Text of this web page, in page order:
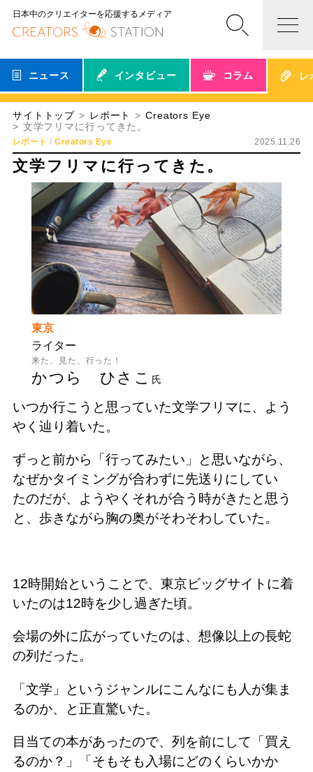
日本中のクリエイターを応援するメディア
ニュース インタビュー コラム レ
サイトトップ レポート
Creators Eye
文学フリマに行ってきた。
レポート Creators Eye 2025.11.26
文学フリマに行ってきた。
東京
ライター
来た、見た、行った！
かつら ひさこ 氏
いつか行こうと思っていた文学フリマに、よう
やく辿り着いた。
ずっと前から
「行ってみたい」と思いながら、
なぜかタイミングが合わずに先送りにしてい
たのだが、 ようやく それが合う時がきたと 思う
と、歩きながら胸の奥がそわそわしていた。
12時開始ということで、東京ビッグサイトに着
いたのは12時を少し過ぎた頃。
会場の外に広がっていたのは、想像以上の長蛇
の列だった。
「文学」という ジャンルにこんなにも人が集ま
るのか、と正直驚いた。
目当ての本があったので、列を前にして「買え
るのか？」「そもそも 入場にどのくらいかか